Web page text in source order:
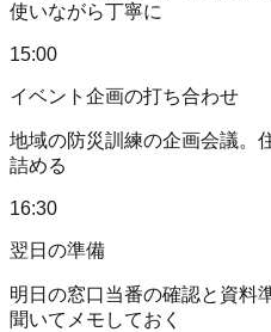
使いながら丁寧に
15:00
イベント企画の打ち合わせ
地域の防災訓練の企画会議。
詰める
16:30
翌日の準備
明日の窓口当番の確認と資料
聞いてメモしておく